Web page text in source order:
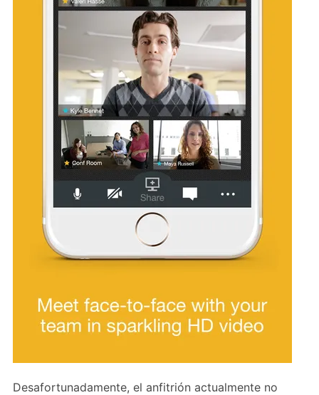
Desafortunadamente, el anfitrión actualmente no